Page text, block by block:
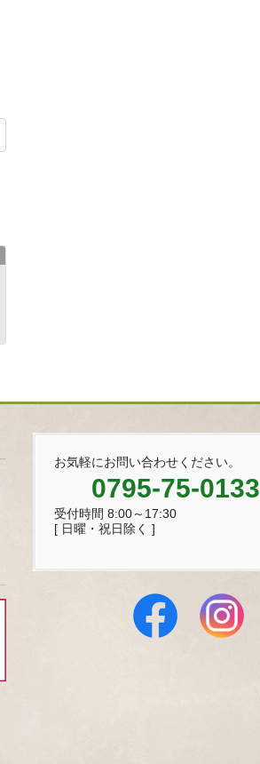
お気軽にお問い合わせください。
0795-75-0133
受付時間 8:00～17:30
[ 日曜・祝日除く ]